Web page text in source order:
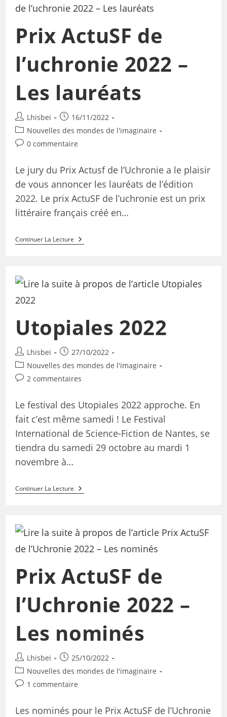
Prix ActuSF de
l’uchronie 2022 –
Les lauréats
Lhisbei
16/11/2022
Nouvelles des mondes de l'imaginaire
0 commentaire
Le jury du Prix Actusf de l’Uchronie a le plaisir
de vous annoncer les lauréats de l’édition
2022. Le prix ActuSF de l’uchronie est un prix
littéraire français créé en…
Continuer La Lecture
Utopiales 2022
Lhisbei
27/10/2022
Nouvelles des mondes de l'imaginaire
2 commentaires
Le festival des Utopiales 2022 approche. En
fait c’est même samedi ! Le Festival
International de Science-Fiction de Nantes, se
tiendra du samedi 29 octobre au mardi 1
novembre à…
Continuer La Lecture
Prix ActuSF de
l’Uchronie 2022 –
Les nominés
Lhisbei
25/10/2022
Nouvelles des mondes de l'imaginaire
1 commentaire
Les nominés pour le Prix ActuSF de l’Uchronie